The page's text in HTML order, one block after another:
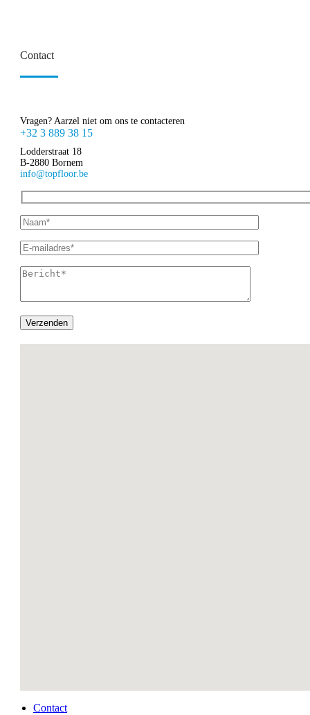
Contact
Vragen? Aarzel niet om ons te contacteren
+32 3 889 38 15
Lodderstraat 18
B-2880 Bornem
info@topfloor.be
Contact